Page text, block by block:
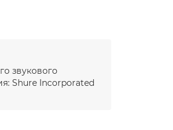
звукового
Shure Incorporated